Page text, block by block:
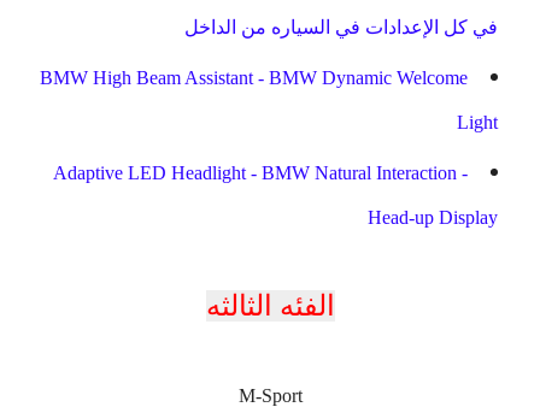
في كل الإعدادات في السياره من الداخل
BMW High Beam Assistant - BMW Dynamic Welcome
Light
Adaptive LED Headlight - BMW Natural Interaction -
Head-up Display
الفئه الثالثه
M-Sport